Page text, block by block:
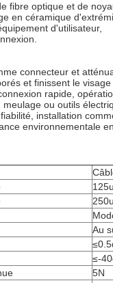
fibre optique et de
en céramique
d'utilisateur,
connecteur et
et finissent le
rapide,
ou outils
installation
environnementale
Au
≤-
5N